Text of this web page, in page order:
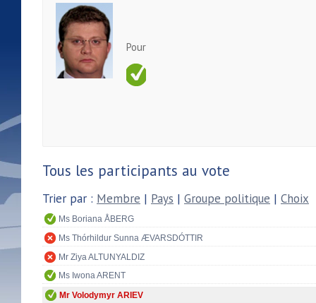
Pour
Tous les participants au vote
Trier par : Membre | Pays | Groupe politique | Choix
Ms Boriana ÅBERG
Ms Thórhildur Sunna ÆVARSDÓTTIR
Mr Ziya ALTUNYALDIZ
Ms Iwona ARENT
Mr Volodymyr ARIEV